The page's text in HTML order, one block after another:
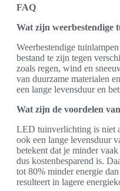
FAQ
Wat zijn weerbestendige
Weerbestendige
bestand te zijn tegen
zoals regen, wind en
van duurzame materialen
een lange levensduur en
Wat zijn de voordelen
LED tuinverlichting is niet
ook een lange levensduur
betekent dat je minder
dus kostenbesparend is.
tot 80% minder energie
resulteert in lagere